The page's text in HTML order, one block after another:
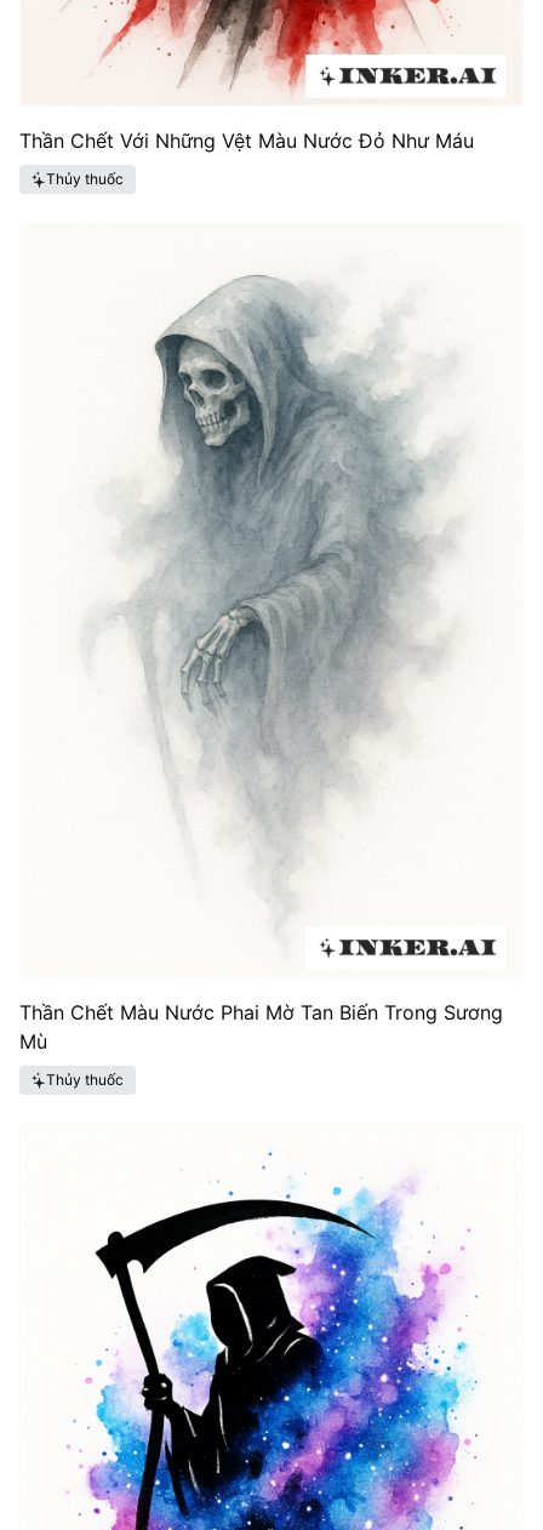
Thần Chết Với Những Vệt Màu Nước Đỏ Như Máu
Thủy thuốc
Thần Chết Màu Nước Phai Mờ Tan Biến Trong Sương
Mù
Thủy thuốc